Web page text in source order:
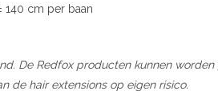
cm per baan
De Redfox producten kunnen
de hair extensions op eigen risico.